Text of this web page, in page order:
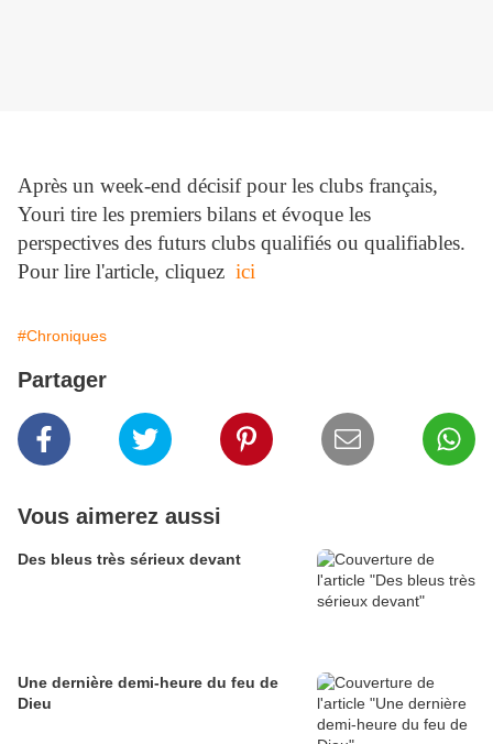
Après un week-end décisif pour les clubs français,
Youri tire les premiers bilans et évoque les
perspectives des futurs clubs qualifiés ou qualifiables.
Pour lire l'article, cliquez ici
#Chroniques
Partager
Vous aimerez aussi
Des bleus très sérieux devant
Une dernière demi-heure du feu de
Dieu